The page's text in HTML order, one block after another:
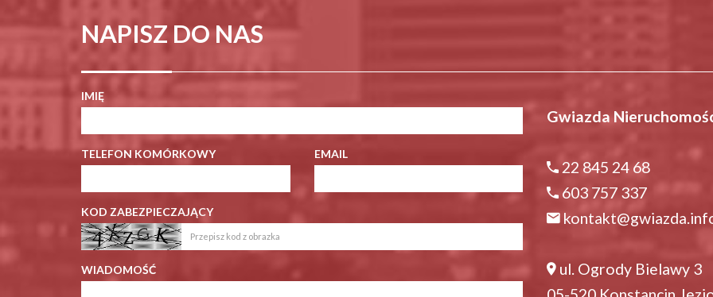
NAPISZ DO NAS
IMIĘ
TELEFON KOMÓRKOWY EMAIL
KOD ZABEZPIECZAJĄCY
WIADOMOŚĆ
Gwiazda
22 845 24 68
603 757 337
ul. Ogrody Bielawy 3